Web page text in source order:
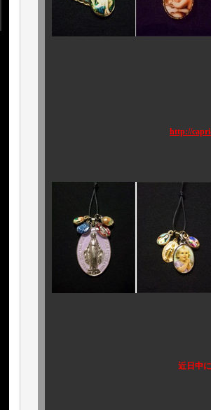
http://
近日中に、順次 ア